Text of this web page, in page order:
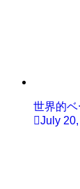
世界的ベ
July